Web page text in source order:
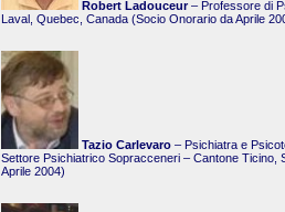
Robert Ladouceur– Professore di
Laval, Quebec, Canada (Socio Onorario da Aprile
Tazio Carlevaro– Psichiatra e
Settore Psichiatrico Sopracceneri – Cantone Ticino,
Aprile 2004)